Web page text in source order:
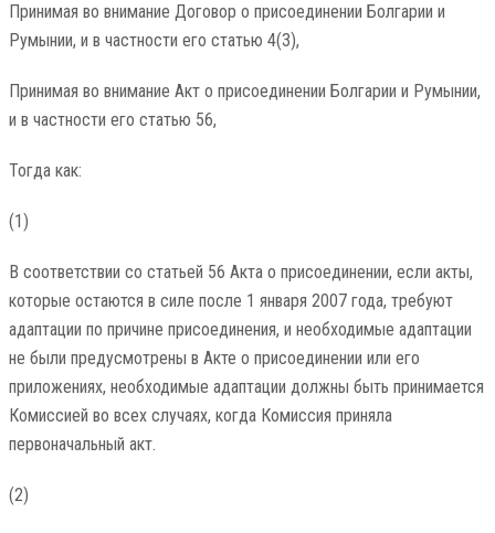
Принимая во внимание Договор о присоединении Болгарии и
Румынии, и в частности его статью 4(3),
Принимая во внимание Акт о присоединении Болгарии и Румынии,
и в частности его статью 56,
Тогда как:
(1)
В соответствии со статьей 56 Акта о присоединении, если акты,
которые остаются в силе после 1 января 2007 года, требуют
адаптации по причине присоединения, и необходимые адаптации
не были предусмотрены в Акте о присоединении или его
приложениях, необходимые адаптации должны быть принимается
Комиссией во всех случаях, когда Комиссия приняла
первоначальный акт.
(2)